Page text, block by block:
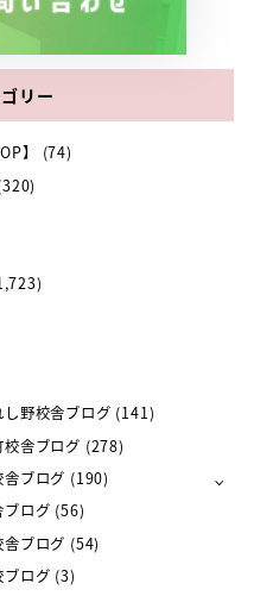
リー
】
(74)
野校舎ブログ (141)
舎ブログ (278)
ブログ (190)
ログ (56)
ブログ (54)
ログ (3)